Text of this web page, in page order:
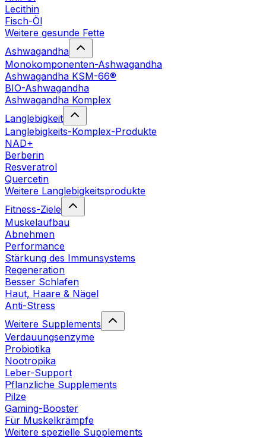
Lecithin
Fisch-Öl
Weitere gesunde Fette
Ashwagandha
Monokomponenten-Ashwagandha
Ashwagandha KSM-66®
BIO-Ashwagandha
Ashwagandha Komplex
Langlebigkeit
Langlebigkeits-Komplex-Produkte
NAD+
Berberin
Resveratrol
Quercetin
Weitere Langlebigkeitsprodukte
Fitness-Ziele
Muskelaufbau
Abnehmen
Performance
Stärkung des Immunsystems
Regeneration
Besser Schlafen
Haut, Haare & Nägel
Anti-Stress
Weitere Supplements
Verdauungsenzyme
Probiotika
Nootropika
Leber-Support
Pflanzliche Supplements
Pilze
Gaming-Booster
Für Muskelkrämpfe
Weitere spezielle Supplements